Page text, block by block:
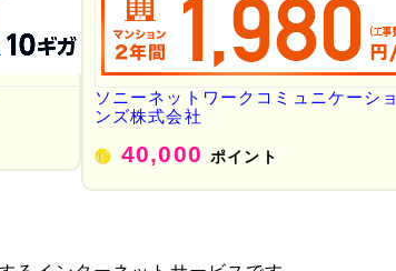
ソニーネットワークコミュニケーショ
ンズ株式会社
40,000ポイント